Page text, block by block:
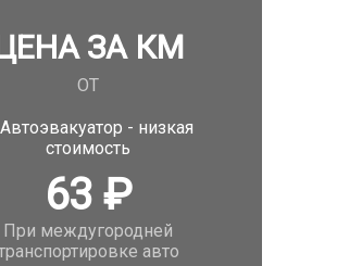
ЗА КМ
ОТ
63₽
При междугородней
авто